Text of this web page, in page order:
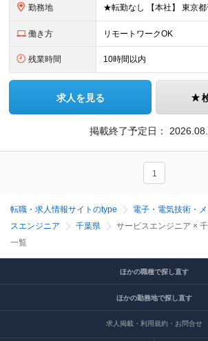
勤務地
働き方 リモートワークOK
残業時間 10時間以内
求人を見る
掲載終了予定日：
1
転職・求人情報サイトのtype 電子・電気技術・
スエンジニア
千葉県
サービスエンジニア ×
一覧
ほかの職種で探し直す
ほかの勤務地で探し直す
求人掲載・利用規約・お問合せ